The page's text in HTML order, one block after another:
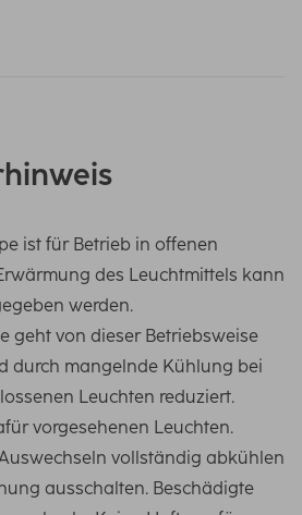
ist für Betrieb in offenen
des Leuchtmittels kann
werden.
geht von dieser Betriebsweise
durch mangelnde Kühlung bei
Leuchten reduziert.
vorgesehenen Leuchten.
vollständig abkühlen
ausschalten. Beschädigte